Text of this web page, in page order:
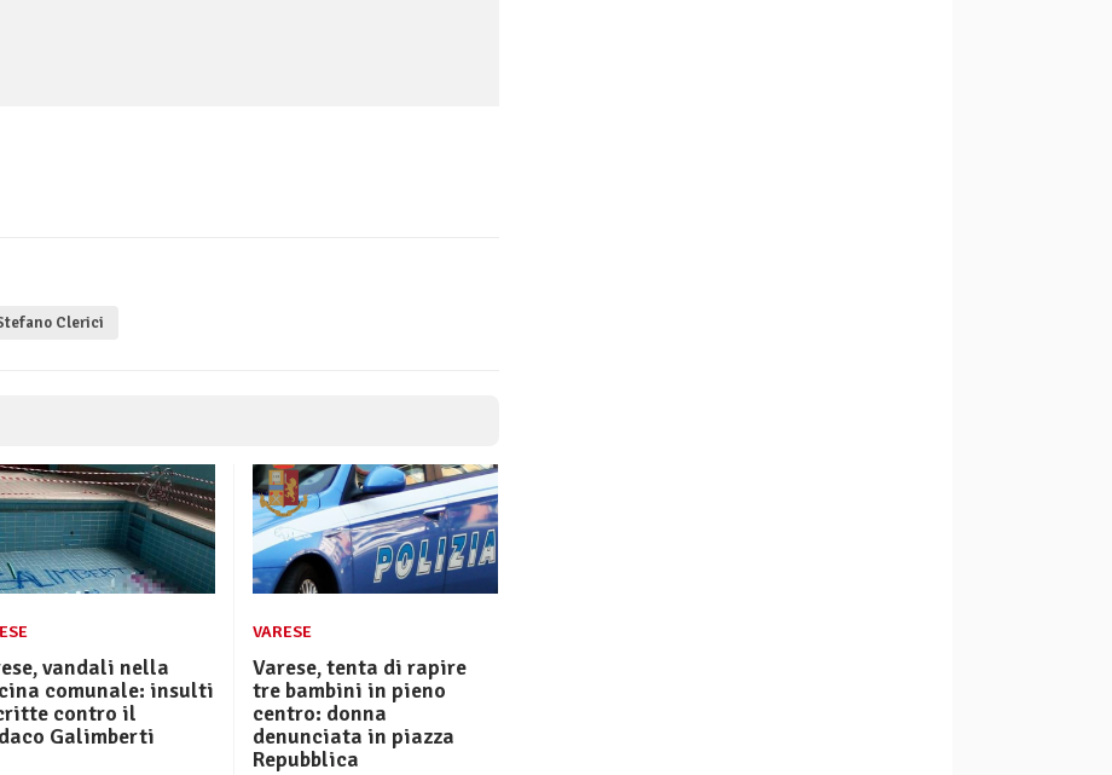
Clerici
vandali nella
comunale: insulti
contro il
Galimberti
VARESE
Varese, tenta di rapire
tre bambini in pieno
centro: donna
denunciata in piazza
Repubblica